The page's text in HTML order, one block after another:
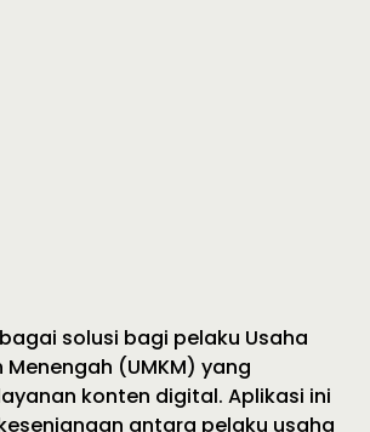
solusi bagi pelaku Usaha
Menengah (UMKM) yang
konten digital. Aplikasi ini
antara pelaku usaha